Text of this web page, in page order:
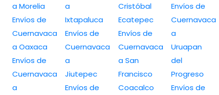
a Morelia
Envíos de
Cuernavaca
a Oaxaca
Envíos de
Cuernavaca
a
a
Ixtapaluca
Envíos de
Cuernavaca
a
Jiutepec
Envíos de
Cristóbal
Ecatepec
Envíos de
Cuernavaca
a San
Francisco
Coacalco
Envíos de
Cuernavaca
a
Uruapan
del
Progreso
Envíos de